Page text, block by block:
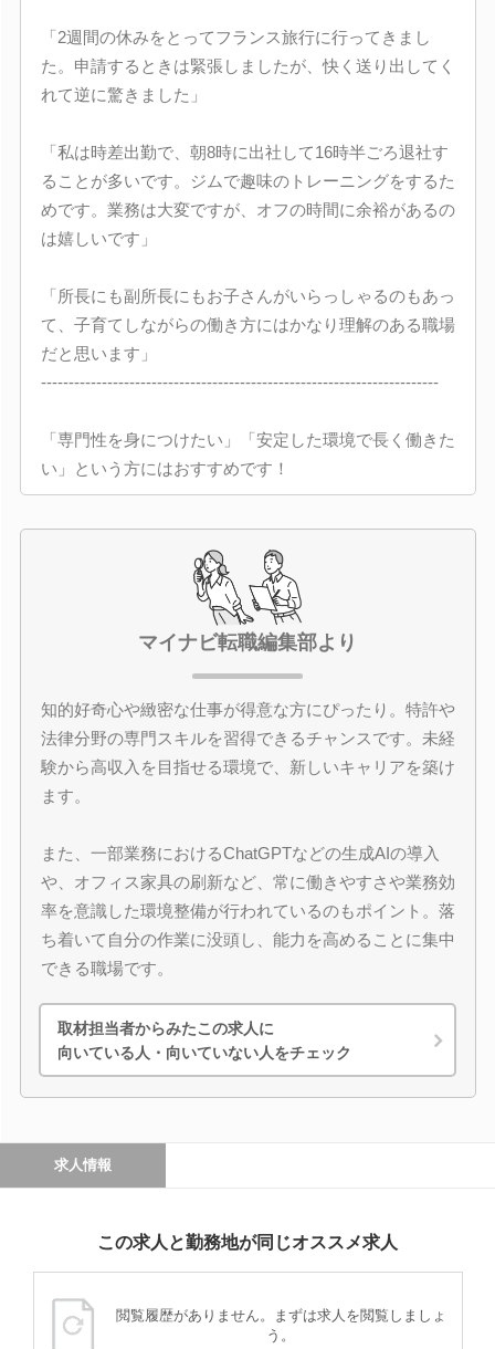
「2週間の休みをとってフランス旅行に行ってきまし
た。申請するときは緊張しましたが、快く送り出してく
れて逆に驚きました」
「私は時差出勤で、朝8時に出社して16時半ごろ退社す
ることが多いです。ジムで趣味のトレーニングをするた
めです。業務は大変ですが、オフの時間に余裕があるの
は嬉しいです」
「所長にも副所長にもお子さんがいらっしゃるのもあっ
て、子育てしながらの働き方にはかなり理解のある職場
だと思います」
------------------------------------------------------------------------
「専門性を身につけたい」「安定した環境で長く働きた
い」という方にはおすすめです！
マイナビ転職編集部より
知的好奇心や緻密な仕事が得意な方にぴったり。特許や
法律分野の専門スキルを習得できるチャンスです。未経
験から高収入を目指せる環境で、新しいキャリアを築け
ます。
また、一部業務におけるChatGPTなどの生成AIの導入
や、オフィス家具の刷新など、常に働きやすさや業務効
率を意識した環境整備が行われているのもポイント。落
ち着いて自分の作業に没頭し、能力を高めることに集中
できる職場です。
取材担当者からみたこの求人に
向いている人・向いていない人をチェック
求人情報
この求人と勤務地が同じオススメ求人
閲覧履歴がありません。まずは求人を閲覧しましょ
う。